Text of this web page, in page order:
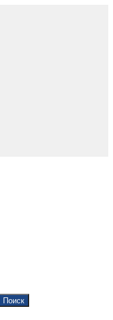
Поиск